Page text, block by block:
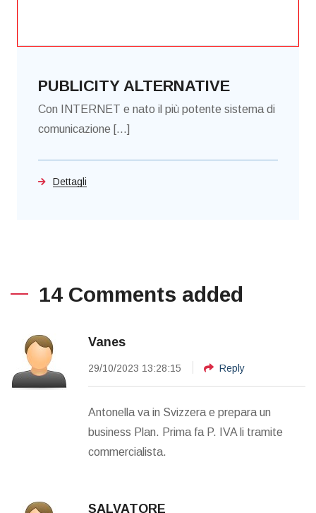
PUBLICITY ALTERNATIVE
Con INTERNET e nato il più potente sistema di
comunicazione [...]
Dettagli
14 Comments added
Vanes
29/10/2023 13:28:15 Reply
Antonella va in Svizzera e prepara un
business Plan. Prima fa P. IVA li tramite
commercialista.
SALVATORE